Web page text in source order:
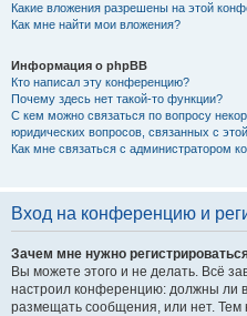
Какие вложения разрешены на этой
Как мне найти мои вложения?
Информация о phpBB
Кто написал эту конференцию?
Почему здесь нет такой-то функции?
С кем можно связаться по вопросу
юридических вопросов, связанных с
Как мне связаться с администратором
Вход на конференцию и
Зачем мне нужно
Вы можете этого и не делать. Всё
настроил конференцию: должны ли
размещать сообщения, или нет. Тем